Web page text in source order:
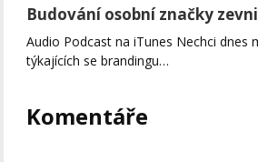
Budování osobní značky
Audio Podcast na iTunes Nechci dnes
týkajících se brandingu…
Komentáře